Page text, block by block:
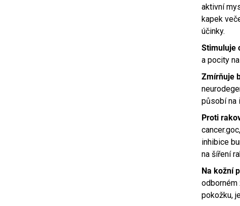
aktivní
kapek
účinky.
Stimuluje
a pocity
Zmírňuje
působí na
Proti
inhibice
na šíření
Na kožní
odborném
pokožku,